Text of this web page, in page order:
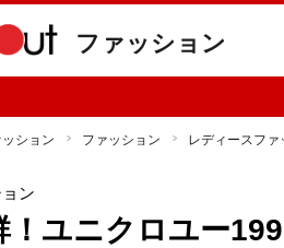
ファッション
ション ファッション レディースファ
ン
！ユニクロユー